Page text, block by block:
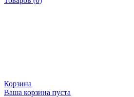
Корзина
Ваша корзина пуста